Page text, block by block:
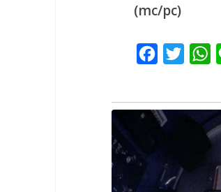
(mc/pc)
Facebook
Twitter